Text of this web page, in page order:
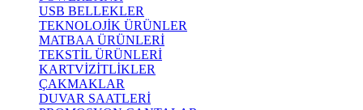
USB BELLEKLER
TEKNOLOJİK ÜRÜNLER
MATBAA ÜRÜNLERİ
TEKSTİL ÜRÜNLERİ
KARTVİZİTLİKLER
ÇAKMAKLAR
DUVAR SAATLERİ